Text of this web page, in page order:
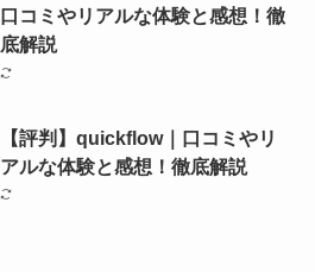
口コミやリアルな体験と感想！徹
底解説
【評判】quickflow｜口コミやリ
アルな体験と感想！徹底解説